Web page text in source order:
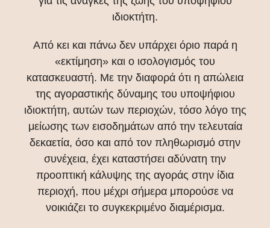
ιδιοκτήτη.
Από κει και πάνω δεν υπάρχει όριο παρά η
«εκτίμηση» και ο ισολογισμός του
κατασκευαστή. Με την διαφορά ότι η απώλεια
της αγοραστικής δύναμης του υποψήφιου
ιδιοκτήτη, αυτών των περιοχών, τόσο λόγο της
μείωσης των εισοδημάτων από την τελευταία
δεκαετία, όσο και από τον πληθωρισμό στην
συνέχεια, έχει καταστήσει αδύνατη την
προοπτική κάλυψης της αγοράς στην ίδια
περιοχή, που μέχρι σήμερα μπορούσε να
νοικιάζει το συγκεκριμένο διαμέρισμα.